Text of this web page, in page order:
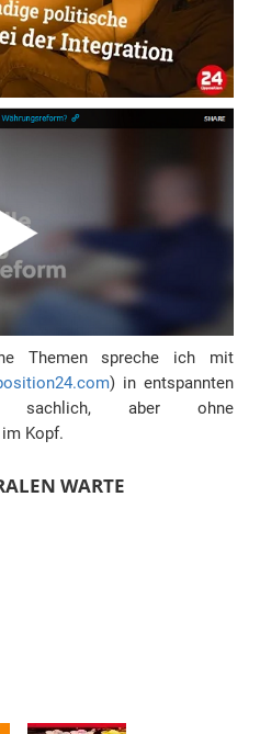
Themen spreche ich mit
) in entspannten
aber ohne
Kopf.
WARTE